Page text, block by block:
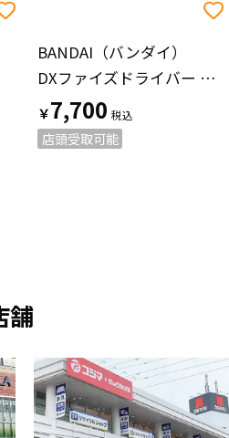
BANDAI（バンダイ）
DXファイズドライバー LIMITED CLEAR EDITION 仮面ライダー
￥7,700
店頭受取可能
舗